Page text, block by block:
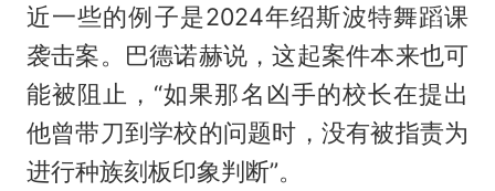
近一些的例子是2024年绍斯波特舞蹈课
袭击案。巴德诺赫说，这起案件本来也可
能被阻止，“如果那名凶手的校长在提出
他曾带刀到学校的问题时，没有被指责为
进行种族刻板印象判断”。